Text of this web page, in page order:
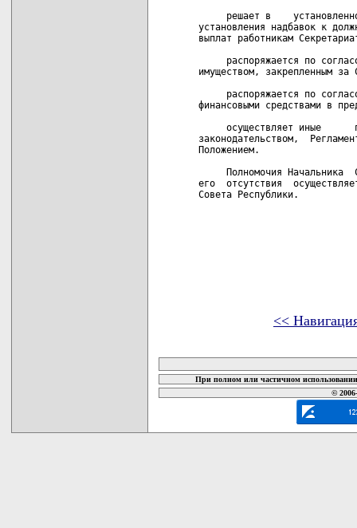
решает в
установления надбавок к
выплат работникам
распоряжается по
имуществом, закрепленным за
распоряжается по
финансовыми средствами в
осуществляет иные
законодательством,
Положением.
Полномочия Начальника
его  отсутствия
Совета Республики.
<<
При полном или частичном
©